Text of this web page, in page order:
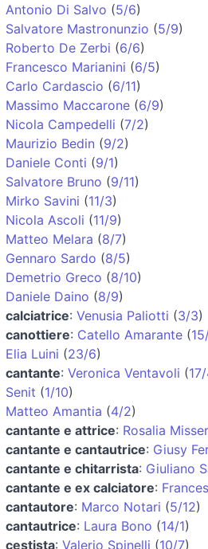
Antonio Di Salvo (5/6)
Salvatore Mastronunzio (5/9)
Roberto De Zerbi (6/6)
Francesco Marianini (6/5)
Carlo Cardascio (6/11)
Massimo Maccarone (6/9)
Nicola Campedelli (7/2)
Maurizio Bedin (9/2)
Daniele Conti (9/1)
Salvatore Bruno (9/11)
Mirko Savini (11/3)
Nicola Ascoli (11/9)
Matteo Melara (8/7)
Gennaro Sardo (8/5)
Demetrio Greco (8/10)
Daniele Daino (8/9)
calciatrice: Venusia Paliotti (3/3)
canottiere: Catello Amarante (
Elia Luini (23/6)
cantante: Veronica Ventavoli (
Senit (1/10)
Matteo Amantia (4/2)
cantante e attrice: Rosalia
cantante e cantautrice: Giusy
cantante e chitarrista: Giuliano
cantante e ex calciatore:
cantautore: Marco Notari (5/12)
cantautrice: Laura Bono (14/1)
cestista: Valerio Spinelli (10/7)